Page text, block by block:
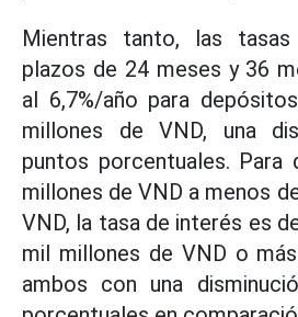
Mientras tanto, las
plazos de 24 meses y 36
al 6,7%/año para
millones de VND, una
puntos porcentuales. Para
millones de VND a menos
VND, la tasa de interés es
mil millones de VND o
ambos con una